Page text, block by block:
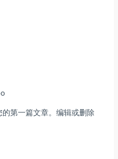
第一篇文章。编辑或删除